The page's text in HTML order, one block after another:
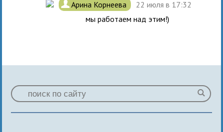
. Арина Корнеева
22 июля в 17:32
мы работаем над этим!)